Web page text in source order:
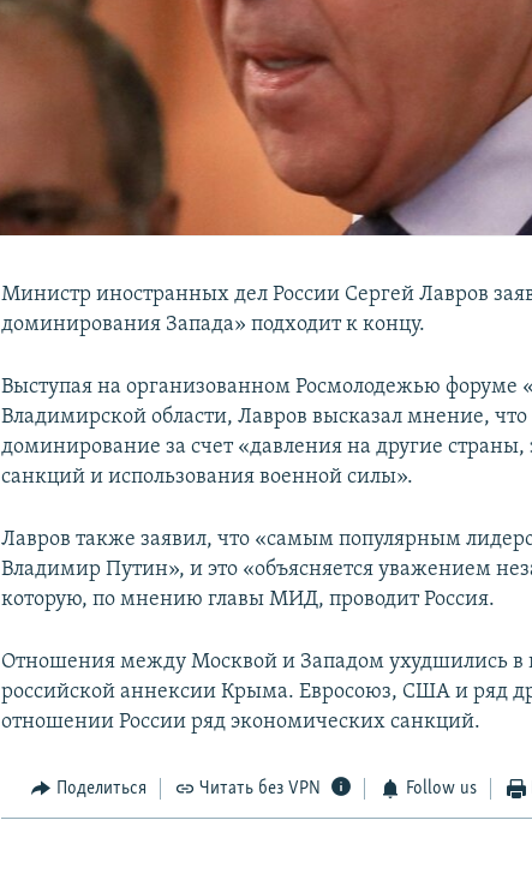
Министр иностранных дел России Сергей Лавров
доминирования Запада» подходит к концу.
Выступая на организованном Росмолодежью форуме
Владимирской области, Лавров высказал мнение, что
доминирование за счет «давления на другие страны,
санкций и использования военной силы».
Лавров также заявил, что «самым популярным
Владимир Путин», и это «объясняется уважением
которую, по мнению главы МИД, проводит Россия.
Отношения между Москвой и Западом ухудшились в
российской аннексии Крыма. Евросоюз, США и ряд
отношении России ряд экономических санкций.
Поделиться Читать без VPN Follow us